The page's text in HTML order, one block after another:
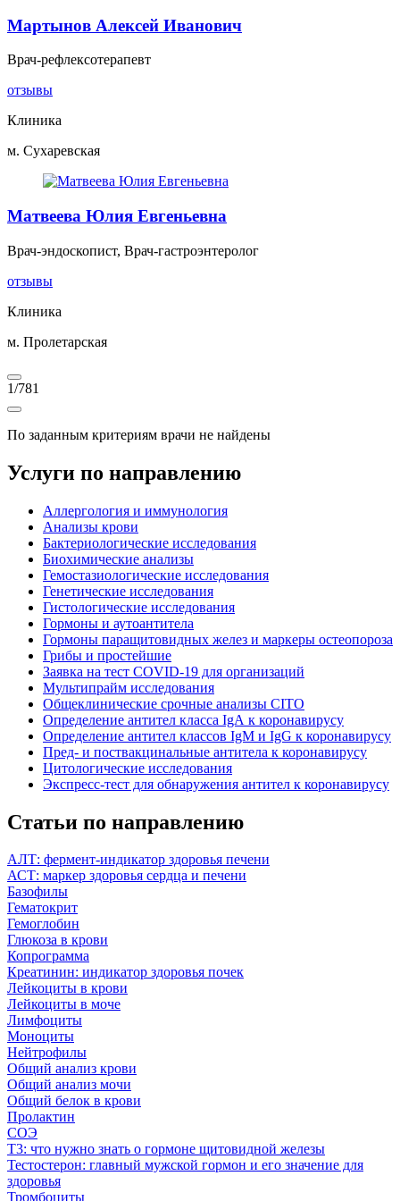
Мартынов Алексей Иванович
Врач-рефлексотерапевт
отзывы
Клиника
м. Сухаревская
Матвеева Юлия Евгеньевна
Врач-эндоскопист, Врач-гастроэнтеролог
отзывы
Клиника
м. Пролетарская
1/781
По заданным критериям врачи не найдены
Услуги по направлению
Аллергология и иммунология
Анализы крови
Бактериологические исследования
Биохимические анализы
Гемостазиологические исследования
Генетические исследования
Гистологические исследования
Гормоны и аутоантитела
Гормоны паращитовидных желез и маркеры остеопороза
Грибы и простейшие
Заявка на тест COVID-19 для организаций
Мультипрайм исследования
Общеклинические срочные анализы CITO
Определение антител класса IgА к коронавирусу
Определение антител классов IgM и IgG к коронавирусу
Пред- и поствакцинальные антитела к коронавирусу
Цитологические исследования
Экспресс-тест для обнаружения антител к коронавирусу
Статьи по направлению
АЛТ: фермент-индикатор здоровья печени
АСТ: маркер здоровья сердца и печени
Базофилы
Гематокрит
Гемоглобин
Глюкоза в крови
Копрограмма
Креатинин: индикатор здоровья почек
Лейкоциты в крови
Лейкоциты в моче
Лимфоциты
Моноциты
Нейтрофилы
Общий анализ крови
Общий анализ мочи
Общий белок в крови
Пролактин
СОЭ
Т3: что нужно знать о гормоне щитовидной железы
Тестостерон: главный мужской гормон и его значение для
здоровья
Тромбоциты